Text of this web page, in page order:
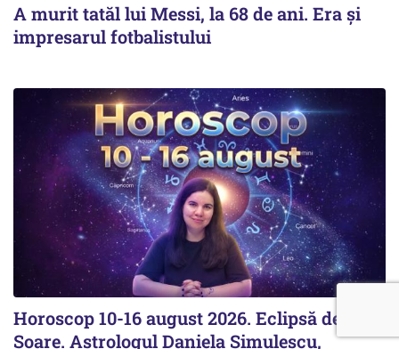
A murit tatăl lui Messi, la 68 de ani. Era și
impresarul fotbalistului
Horoscop 10-16 august 2026. Eclipsă de
Soare. Astrologul Daniela Simulescu,